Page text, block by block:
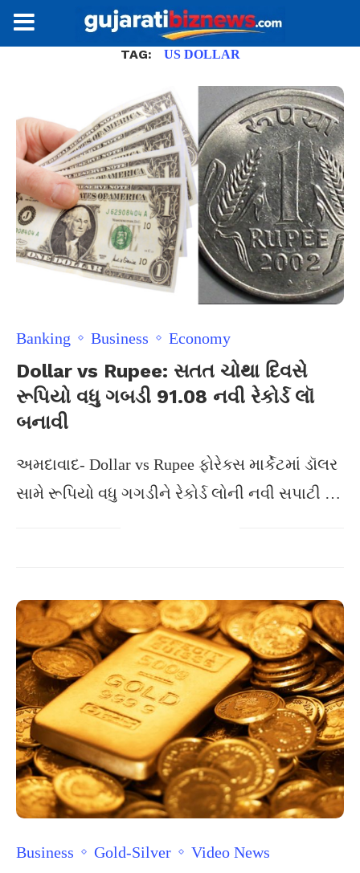
TAG: US DOLLAR
Banking Business Economy
Dollar vs Rupee: સતત ચોથા દિવસે
રૂપિયો વધુ ગબડી 91.08 નવી રેકોર્ડ લૉ
બનાવી
અમદાવાદ- Dollar vs Rupee ફોરેક્સ માર્કેટમાં ડૉલર
સામે રૂપિયો વધુ ગગડીને રેકોર્ડ લોની નવી સપાટી …
Business Gold-Silver Video News